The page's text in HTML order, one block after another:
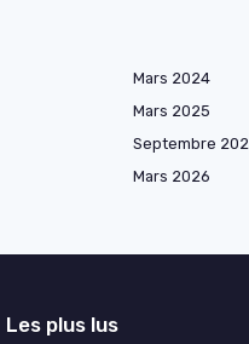
Mars 2024
Mars 2025
Septembre
Mars 2026
Les plus lus